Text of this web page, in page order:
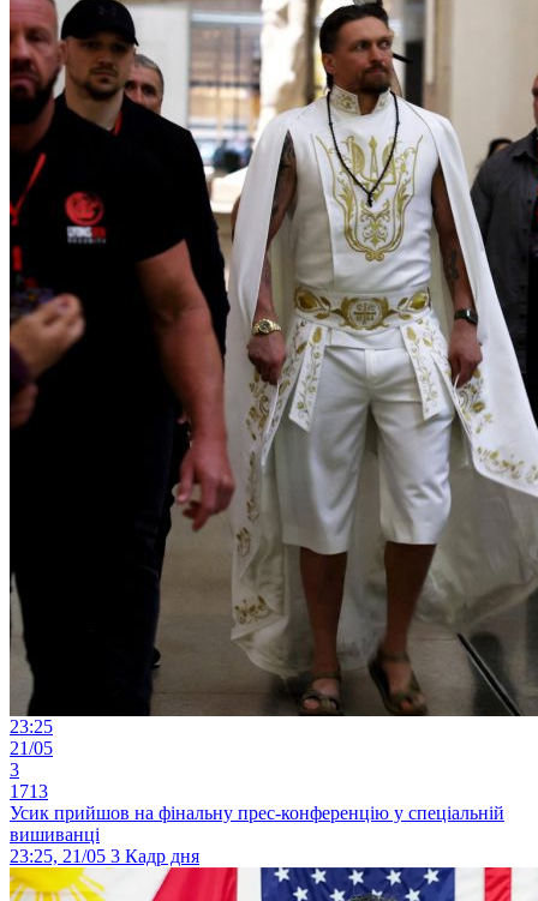
23:25
21/05
3
1713
Усик прийшов на фінальну прес-конференцію у спеціальній
вишиванці
23:25, 21/05 3 Кадр дня